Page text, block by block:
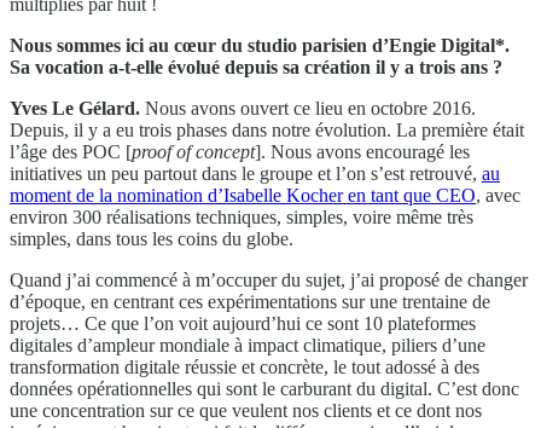
Nous sommes ici au cœur du studio parisien d’Engie Digital*.
Sa vocation a-t-elle évolué depuis sa création il y a trois ans ?
Yves Le Gélard. Nous avons ouvert ce lieu en octobre 2016.
Depuis, il y a eu trois phases dans notre évolution. La première était
l’âge des POC [proof of concept]. Nous avons encouragé les
initiatives un peu partout dans le groupe et l’on s’est retrouvé, au
moment de la nomination d’Isabelle Kocher en tant que CEO, avec
environ 300 réalisations techniques, simples, voire même très
simples, dans tous les coins du globe.
Quand j’ai commencé à m’occuper du sujet, j’ai proposé de changer
d’époque, en centrant ces expérimentations sur une trentaine de
projets… Ce que l’on voit aujourd’hui ce sont 10 plateformes
digitales d’ampleur mondiale à impact climatique, piliers d’une
transformation digitale réussie et concrète, le tout adossé à des
données opérationnelles qui sont le carburant du digital. C’est donc
une concentration sur ce que veulent nos clients et ce dont nos